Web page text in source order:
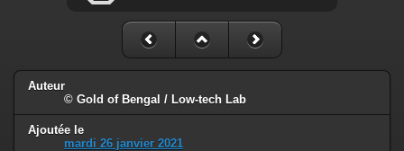
Auteur
© Gold of Bengal / Low-tech Lab
Ajoutée le
mardi 26 janvier 2021